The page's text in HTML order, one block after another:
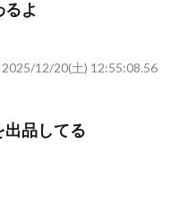
よ
2025/12/20(土) 12:55:08.56
出品してる